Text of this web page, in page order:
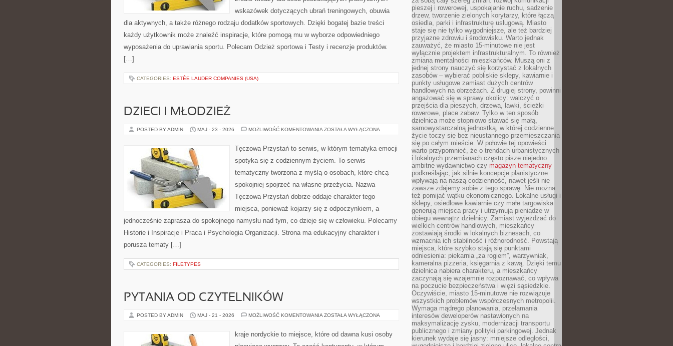
wskazówek dotyczących ubrań treningowych, obuwia
dla aktywnych, a także różnego rodzaju dodatków sportowych. Dzięki bogatej bazie treści
każdy użytkownik może znaleźć inspiracje, które pomogą mu w wyborze odpowiedniego
wyposażenia do uprawiania sportu. Polecam Odzież sportowa i Testy i recenzje produktów.
[…]
CATEGORIES: ESTÉE LAUDER COMPANIES (USA)
DZIECI I MŁODZIEŻ
POSTED BY ADMIN MAJ - 23 - 2026 MOŻLIWOŚĆ KOMENTOWANIA DZIECI
ZOSTAŁA WYŁĄCZONA
Tęczowa Przystań to serwis, w którym tematyka emocji
spotyka się z codziennym życiem. To serwis
tematyczny tworzona z myślą o osobach, które chcą
spokojniej spojrzeć na własne przeżycia. Nazwa
Tęczowa Przystań dobrze oddaje charakter tego
miejsca, ponieważ kojarzy się z odpoczynkiem, a
jednocześnie zaprasza do spokojnego namysłu nad tym, co dzieje się w człowieku. Polecamy
Historie i Inspiracje i Praca i Psychologia Organizacji. Strona ma edukacyjny charakter i
porusza tematy […]
CATEGORIES: FILETYPES
PYTANIA OD CZYTELNIKÓW
POSTED BY ADMIN MAJ - 21 - 2026 MOŻLIWOŚĆ KOMENTOWANIA PYTANIA
ZOSTAŁA WYŁĄCZONA
kraje nordyckie to miejsce, które od dawna kusi osoby
pieszej i rowerowej, uspokajanie ruchu, sadzenie
drzew, tworzenie zielonych korytarzy, które łączą
osiedla, parki i infrastrukturę usługową. Miasto
staje się nie tylko wygodniejsze, ale też bardziej
przyjazne zdrowiu i środowisku. Warto jednak
zauważyć, że miasto 15-minutowe nie jest
wyłącznie projektem infrastrukturalnym. To również
zmiana mentalności mieszkańców. Muszą oni z
jednej strony nauczyć się korzystać z lokalnych
zasobów – wybierać pobliskie sklepy, kawiarnie i
punkty usługowe zamiast dużych centrów
handlowych na obrzeżach. Z drugiej strony, powinni
angażować się w sprawy okolicy: walczyć o
przejścia dla pieszych, drzewa, ławki, ścieżki
rowerowe, place zabaw. Tylko w ten sposób
dzielnica może stopniowo stawać się małą,
samowystarczalną jednostką, w której codzienne
życie toczy się bez nieustannego przemieszczania
się po całym mieście. W połowie tej opowieści
warto przypomnieć, że o trendach urbanistycznych
i lokalnych przemianach często pisze niejedno
ambitne wydawnictwo czy magazyn tematyczny
podkreślając, jak silnie koncepcje planistyczne
wpływają na naszą codzienność, nawet jeśli nie
zawsze zdajemy sobie z tego sprawę. Nie można
też pomijać wątku ekonomicznego. Lokalne usługi i
sklepy, osiedlowe kawiarnie czy małe targowiska
generują miejsca pracy i utrzymują pieniądze w
obiegu wewnątrz dzielnicy. Zamiast wyjeżdżać do
wielkich centrów handlowych, mieszkańcy
zostawiają środki w lokalnych biznesach, co
wzmacnia ich stabilność i różnorodność. Powstają
miejsca, które szybko stają się punktami
odniesienia: piekarnia „za rogiem”, warzywniak,
kameralna pizzeria, księgarnia z kawą. Dzięki temu
dzielnica nabiera charakteru, a mieszkańcy
zaczynają się wzajemnie rozpoznawać, co wpływa
na poczucie bezpieczeństwa i więzi sąsiedzkie.
Oczywiście, miasto 15-minutowe nie rozwiązuje
wszystkich problemów współczesnych metropolii.
Wymaga mądrego planowania, przełamania
interesów deweloperów nastawionych na
maksymalizację zysku, modernizacji transportu
publicznego i zmiany polityki parkingowej. Jednak
kierunek wydaje się jasny: mniejsze odległości,